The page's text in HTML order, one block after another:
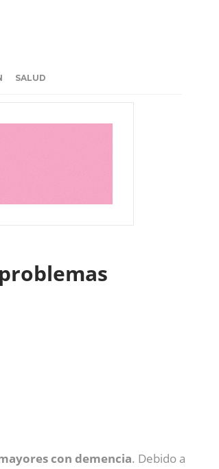
SALUD
con demencia. Debido a